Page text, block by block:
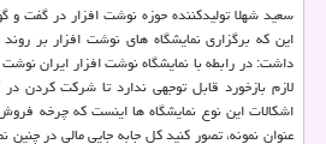
سعید شهلا تولیدکننده حوزه نوشت افزار در گفت و
این که برگزاری نمایشگاه های نوشت افزار بر روند
داشت: در رابطه با نمایشگاه نوشت افزار ایران
لازم بازخورد قابل توجهی ندارد تا شرکت کردن
اشکالات این نوع نمایشگاه ها اینست که چرخه